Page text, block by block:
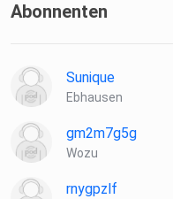
Abonnenten
Sunique
Ebhausen
gm2m7g5g
Wozu
rnygpzlf